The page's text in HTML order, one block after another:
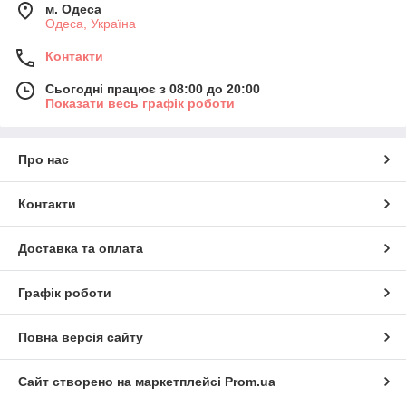
м. Одеса
Одеса, Україна
Контакти
Сьогодні працює з 08:00 до 20:00
Показати весь графік роботи
Про нас
Контакти
Доставка та оплата
Графік роботи
Повна версія сайту
Сайт створено на маркетплейсі Prom.ua